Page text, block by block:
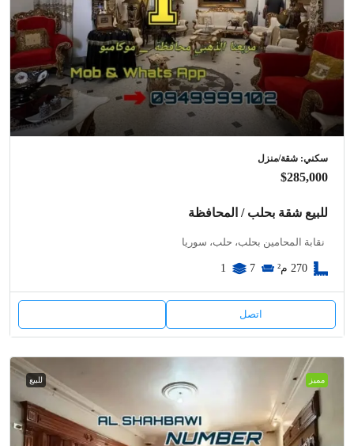
سكني: شقة/منزل
$285,000
للبيع شقة بحلب / المحافظة
نقابة المحامين بحلب، حلب، سوريا
270 م² 7
1
اتصل
مميز للبيع